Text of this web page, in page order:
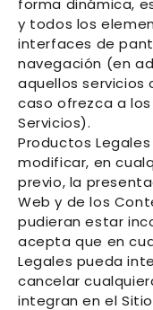
forma dinámica,
y todos los
interfaces de
navegación (en
aquellos servicios
caso ofrezca a
Servicios).
Productos Legales
modificar, en
previo, la
Web y de los
pudieran estar
acepta que en
Legales pueda
cancelar
integran en el